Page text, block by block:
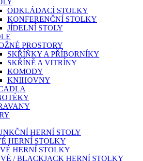
ODKLÁDACÍ STOLKY
KONFERENČNÍ STOLKY
JÍDELNÍ STOLY
PROSTORY
SKŘÍŇKY A PŘÍBORNÍKY
SKŘÍNĚ A VITRÍNY
KOMODY
KNIHOVNY
HERNÍ STOLY
HERNÍ STOLKY
HERNÍ STOLKY
/ BLACKJACK HERNÍ STOLKY